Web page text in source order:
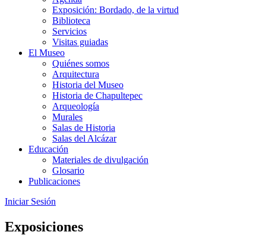
Exposición: Bordado, de la virtud
Biblioteca
Servicios
Visitas guiadas
El Museo
Quiénes somos
Arquitectura
Historia del Museo
Historia de Chapultepec
Arqueología
Murales
Salas de Historia
Salas del Alcázar
Educación
Materiales de divulgación
Glosario
Publicaciones
Iniciar Sesión
Exposiciones